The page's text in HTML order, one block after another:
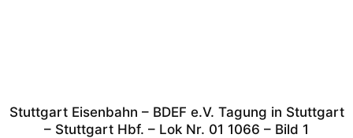
Stuttgart Eisenbahn – BDEF e.V. Tagung in Stuttgart
– Stuttgart Hbf. – Lok Nr. 01 1066 – Bild 1